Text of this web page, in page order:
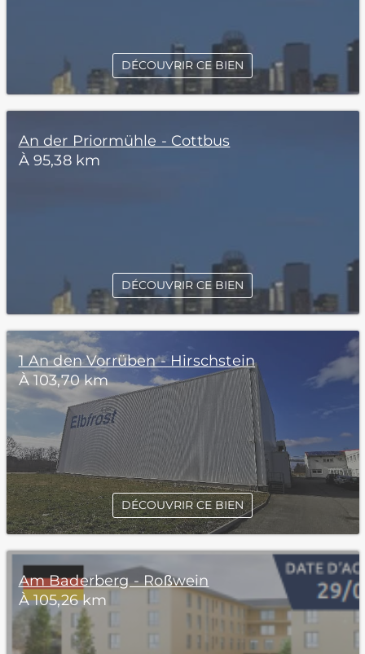
DÉCOUVRIR CE BIEN
An der Priormühle - Cottbus
À 95,38 km
DÉCOUVRIR CE BIEN
1 An den Vorrüben - Hirschstein
À 103,70 km
DÉCOUVRIR CE BIEN
Am Baderberg - Roßwein
À 105,26 km